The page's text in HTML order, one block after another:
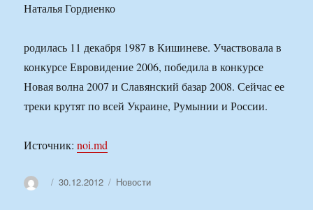
Наталья Гордиенко
родилась 11 декабря 1987 в Кишиневе. Участвовала в
конкурсе Евровидение 2006, победила в конкурсе
Новая волна 2007 и Славянский базар 2008. Сейчас ее
треки крутят по всей Украине, Румынии и России.
Источник:noi.md
АвторОпубликовано
30.12.2012 Рубрики
Новости